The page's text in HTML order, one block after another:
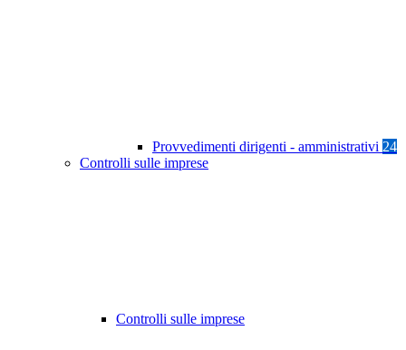
Provvedimenti dirigenti - amministrativi 24
Controlli sulle imprese
Controlli sulle imprese